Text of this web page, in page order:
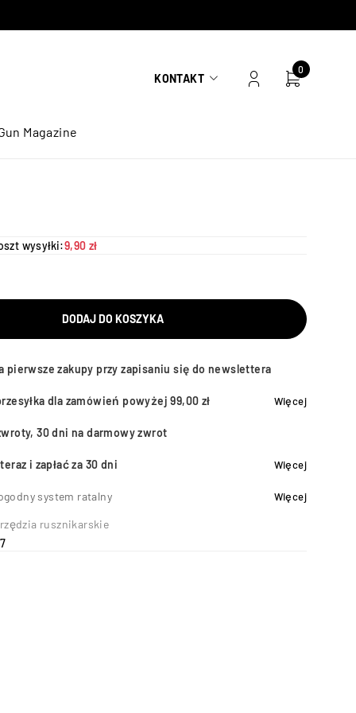
KONTAKT
0
Magazine
wysyłki:9,90 zł
DODAJ DO KOSZYKA
pierwsze zakupy przy zapisaniu się do newslettera
dla zamówień powyżej 99,00 zł Więcej
30 dni na darmowy zwrot
i zapłać za 30 dni Więcej
system ratalny Więcej
rusznikarskie